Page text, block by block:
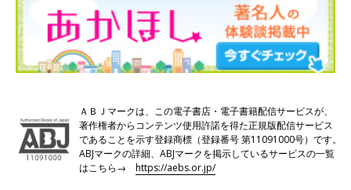
ＡＢＪマークは、この電子書店・電子書籍配信サービスが、
著作権者からコンテンツ使用許諾を得た正規版配信サービス
であることを示す登録商標（登録番号 第11091000号）です。
ABJマークの詳細、ABJマークを掲示しているサービスの一覧
はこちら→https://aebs.or.jp/